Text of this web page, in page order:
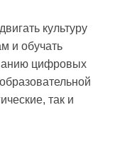
культуру
и обучать
цифровых
так и